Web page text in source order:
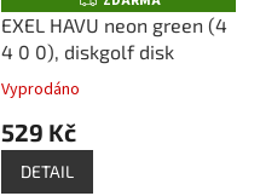
D
A
R
M
EXEL HAVU neon green (4
4 0 0), diskgolf disk
Vyprodáno
529 Kč
DETAIL